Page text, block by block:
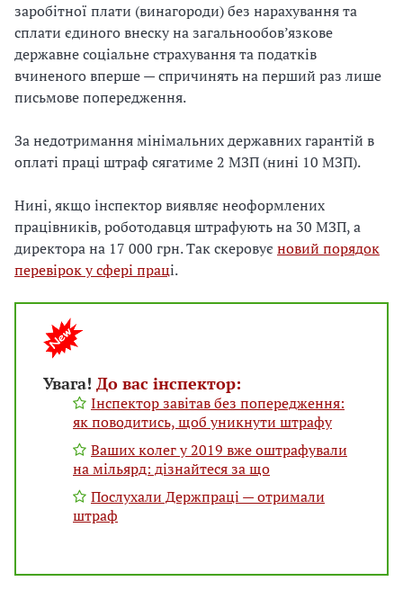
заробітної плати (винагороди) без нарахування та
сплати єдиного внеску на загальнообов’язкове
державне соціальне страхування та податків
вчиненого вперше — спричинять на перший раз лише
письмове попередження.
За недотримання мінімальних державних гарантій в
оплаті праці штраф сягатиме 2 МЗП (нині 10 МЗП).
Нині, якщо інспектор виявляє неоформлених
працівників, роботодавця штрафують на 30 МЗП, а
директора на 17 000 грн. Так скеровує новий порядок
перевірок у сфері праці.
Увага! До вас інспектор:
Інспектор завітав без попередження:
як поводитись, щоб уникнути штрафу
Ваших колег у 2019 вже оштрафували
на мільярд: дізнайтеся за що
Послухали Держпраці — отримали
штраф